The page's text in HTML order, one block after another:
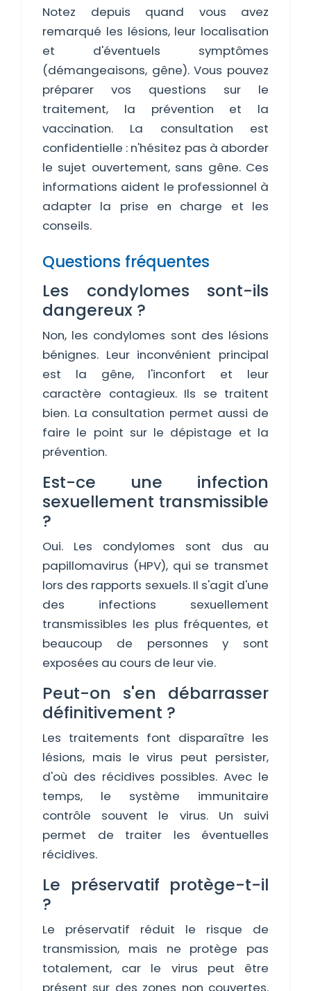
Notez depuis quand vous avez
remarqué les lésions, leur localisation
et d'éventuels symptômes
(démangeaisons, gêne). Vous pouvez
préparer vos questions sur le
traitement, la prévention et la
vaccination. La consultation est
confidentielle : n'hésitez pas à aborder
le sujet ouvertement, sans gêne. Ces
informations aident le professionnel à
adapter la prise en charge et les
conseils.
Questions fréquentes
Les condylomes sont-ils
dangereux ?
Non, les condylomes sont des lésions
bénignes. Leur inconvénient principal
est la gêne, l'inconfort et leur
caractère contagieux. Ils se traitent
bien. La consultation permet aussi de
faire le point sur le dépistage et la
prévention.
Est-ce une infection
sexuellement transmissible
?
Oui. Les condylomes sont dus au
papillomavirus (HPV), qui se transmet
lors des rapports sexuels. Il s'agit d'une
des infections sexuellement
transmissibles les plus fréquentes, et
beaucoup de personnes y sont
exposées au cours de leur vie.
Peut-on s'en débarrasser
définitivement ?
Les traitements font disparaître les
lésions, mais le virus peut persister,
d'où des récidives possibles. Avec le
temps, le système immunitaire
contrôle souvent le virus. Un suivi
permet de traiter les éventuelles
récidives.
Le préservatif protège-t-il
?
Le préservatif réduit le risque de
transmission, mais ne protège pas
totalement, car le virus peut être
présent sur des zones non couvertes.